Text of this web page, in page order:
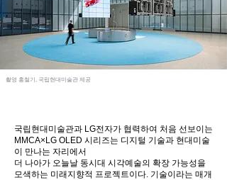
촬영 홍철기, 국립현대미술관 제공
국립현대미술관과 LG전자가 협력하여 처음 선보이는
MMCA×LG OLED 시리즈는 디지털 기술과 현대미술
이 만나는 자리에서
더 나아가 오늘날 동시대 시각예술의 확장 가능성을
모색하는 미래지향적 프로젝트이다. 기술이라는 매개